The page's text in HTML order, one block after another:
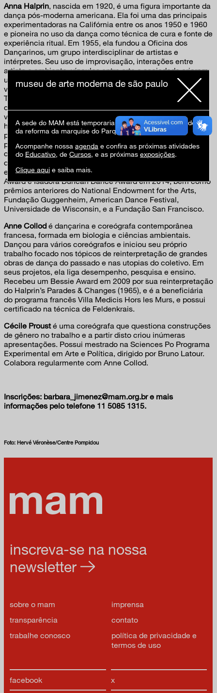
Anna Halprin , nascida em 1920, é uma figura importante da
dança pós-moderna americana. Ela foi uma das principais
experimentadoras na Califórnia entre os anos 1950 e 1960
e pioneira no uso da dança como técnica de cura e fonte de
experiência ritual. Em 1955, ela fundou a Oficina dos
Dançarinos, um grupo interdisciplinar de artistas e
intérpretes. Seu uso de improvisação, interações entre
artista e ambiente, vínculos entre arte e sociedade criaram
uma nova área para artistas de vanguarda e influenciaram
vários coreógrafos de Judson, incluindo Yvonne Rainer e
Trisha Brown. Desde a década de 1970, quando foi
diagnosticada com câncer, desenvolveu um “processo de
visualização psicocinética” para abordar seu tratamento
holisticamente. A partir disto ela ministrou oficinas para
pessoas que vivem com câncer, AIDS e outras doenças
potencialmente fatais. Nas últimas décadas, ela se
concentrou em rituais com pessoas comuns sobre
questões da vida real. Aos 97 anos, ela ainda dança, cria e
ensina. Suas muitas honras incluem o Doris Duke Impact
Award e Isadora Duncan Dance Award em 2014, bem como
prêmios anteriores do National Endowment for the Arts,
Fundação Guggenheim, American Dance Festival,
Universidade de Wisconsin, e a Fundação San Francisco.
Anne Collod é dançarina e coreógrafa contemporânea
francesa, formada em biologia e ciências ambientais.
Dançou para vários coreógrafos e iniciou seu próprio
trabalho focado nos tópicos de reinterpretação de grandes
obras de dança do passado e nas utopias do coletivo. Em
seus projetos, ela liga desempenho, pesquisa e ensino.
Recebeu um Bessie Award em 2009 por sua reinterpretação
do Halprin’s Parades & Changes (1965), e é a beneficiária
do programa francês Villa Medicis Hors les Murs, e possui
certificado na técnica de Feldenkrais.
Cécile Prousté uma coreógrafa que questiona construções
de gênero no trabalho e a partir disto criou inúmeras
apresentações. Possui mestrado na Sciences Po Programa
Experimental em Arte e Política, dirigido por Bruno Latour.
Colabora regularmente com Anne Collod.
Inscrições: barbara_jimenez@mam.org.br e mais
informações pelo telefone 11 5085 1315.
Foto: Hervé Véronèse/Centre Pompidou
facebook x
inscreva-se na nossa
newsletter
sobre o mam
imprensa
transparência
contato
trabalhe conosco
política de privacidade e
termos de uso
museu de arte moderna de são paulo
A sede do MAM está temporariamente fechada em virtude
da reforma da marquise do Parque Ibirapuera.
Acompanhe nossa agenda e confira as próximas atividades
do Educativo, de Cursos, e as próximas exposições.
Clique aqui e saiba mais.